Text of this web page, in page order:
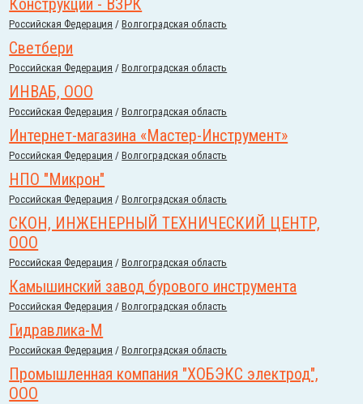
Конструкций - ВЗРК
Российcкая Федерация /Волгоградская область
Светбери
Российcкая Федерация /Волгоградская область
ИНВАБ, ООО
Российcкая Федерация /Волгоградская область
Интернет-магазина «Мастер-Инструмент»
Российcкая Федерация /Волгоградская область
НПО "Микрон"
Российcкая Федерация /Волгоградская область
СКОН, ИНЖЕНЕРНЫЙ ТЕХНИЧЕСКИЙ ЦЕНТР,
ООО
Российcкая Федерация /Волгоградская область
Камышинский завод бурового инструмента
Российcкая Федерация /Волгоградская область
Гидравлика-М
Российcкая Федерация /Волгоградская область
Промышленная компания "ХОБЭКС электрод",
ООО